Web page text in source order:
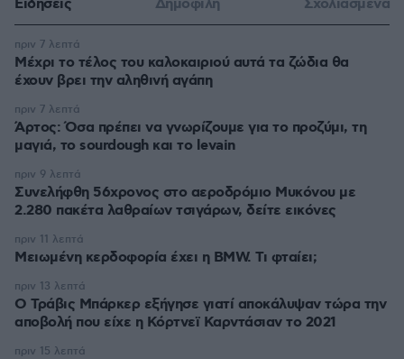
Ειδήσεις Δημοφιλή Σχολιασμένα
Μέχρι το τέλος του καλοκαιριού αυτά τα ζώδια θα
έχουν βρει την αληθινή αγάπη
πριν 7 λεπτά
Άρτος: Όσα πρέπει να γνωρίζουμε για το προζύμι, τη
μαγιά, το sourdough και το levain
πριν 7 λεπτά
Συνελήφθη 56χρονος στο αεροδρόμιο Μυκόνου με
2.280 πακέτα λαθραίων τσιγάρων, δείτε εικόνες
πριν 9 λεπτά
Μειωμένη κερδοφορία έχει η BMW. Τι φταίει;
πριν 11 λεπτά
O Τράβις Μπάρκερ εξήγησε γιατί αποκάλυψαν τώρα την
αποβολή που είχε η Κόρτνεϊ Καρντάσιαν το 2021
πριν 13 λεπτά
πριν 15 λεπτά